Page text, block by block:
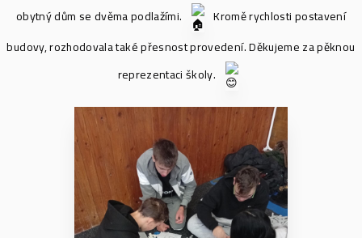
obytný dům se dvěma podlažími.
Kromě rychlosti postavení
budovy, rozhodovala také přesnost provedení. Děkujeme za pěknou
reprezentaci školy.